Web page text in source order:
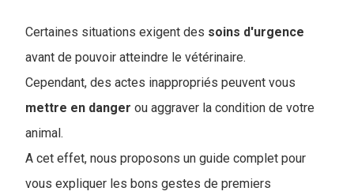
Certaines situations exigent des soins d'urgence
avant de pouvoir atteindre le vétérinaire.
Cependant, des actes inappropriés peuvent vous
mettre en danger ou aggraver la condition de votre
animal.
A cet effet, nous proposons un guide complet pour
vous expliquer les bons gestes de premiers